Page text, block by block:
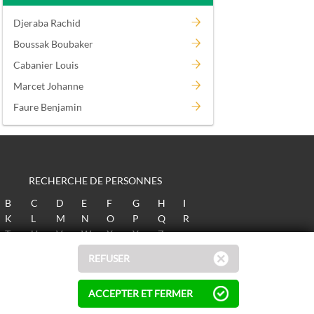
Djeraba Rachid
Boussak Boubaker
Cabanier Louis
Marcet Johanne
Faure Benjamin
RECHERCHE DE PERSONNES
B
C D E F G H
I
K
L M N O P Q
R
T
U V W X Y Z
REFUSER
ACCEPTER ET FERMER